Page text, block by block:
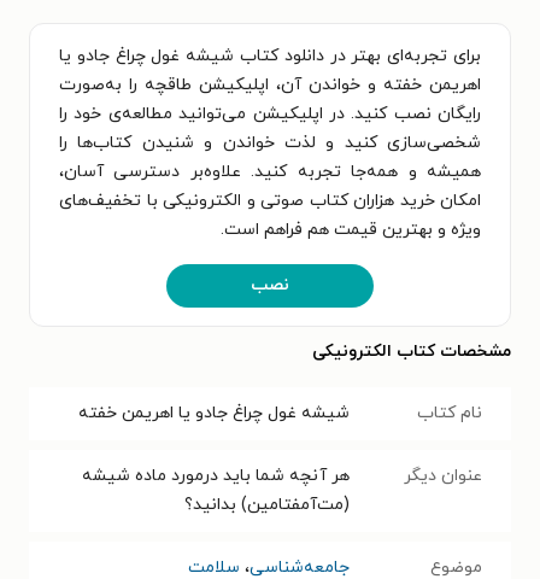
برای تجربه‌ای بهتر در دانلود کتاب شیشه غول چراغ جادو یا
اهریمن خفته و خواندن آن، اپلیکیشن طاقچه را به‌صورت
رایگان نصب کنید. در اپلیکیشن می‌توانید مطالعه‌ی خود را
شخصی‌سازی کنید و لذت خواندن و شنیدن کتاب‌ها را
همیشه و همه‌جا تجربه کنید. علاوه‌بر دسترسی آسان،
امکان خرید هزاران کتاب صوتی و الکترونیکی با تخفیف‌های
ویژه و بهترین قیمت هم فراهم است.
نصب
مشخصات کتاب الکترونیکی
نام کتاب شیشه غول چراغ جادو یا اهریمن خفته
عنوان دیگر
هر آنچه شما باید درمورد ماده شیشه
(مت‌آمفتامین) بدانید؟
موضوع جامعه‌شناسی، سلامت